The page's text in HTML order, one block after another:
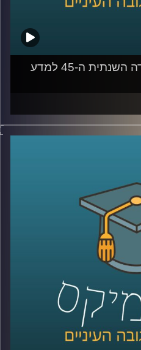
שעה הבינתחומית: הוועידה השנתית ה-45 למדע
הבינתחומית" – ציקי